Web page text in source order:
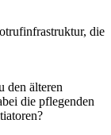
die
den älteren
die pflegenden